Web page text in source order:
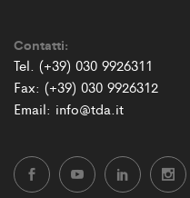
Contatti:
Tel. (+39) 030 9926311
Fax: (+39) 030 9926312
Email: info@tda.it